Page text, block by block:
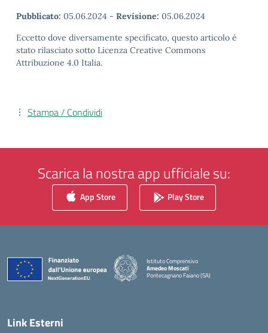
Pubblicato: 05.06.2024 - Revisione: 05.06.2024
Eccetto dove diversamente specificato, questo articolo è
stato rilasciato sotto Licenza Creative Commons
Attribuzione 4.0 Italia.
Stampa / Condividi
Scarica la nostra app ufficiale su:
App Store Play Store
Istituto Comprensivo
Amedeo Moscati
Pontecagnano Faiano (SA)
— Visita la pagina iniziale della scuola
Link Esterni